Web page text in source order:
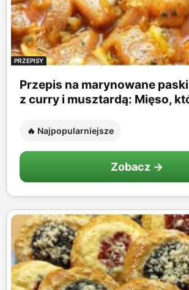
PRZEPISY
Przepis na marynowane
z curry i musztardą: Mięso,
🔥 Najpopularniejsze
Zobacz →